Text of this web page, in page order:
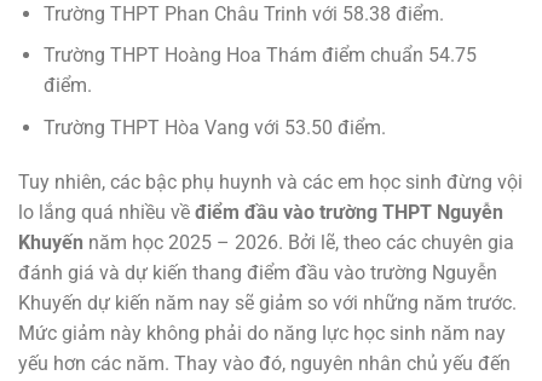
Trường THPT Phan Châu Trinh với 58.38 điểm.
Trường THPT Hoàng Hoa Thám điểm chuẩn 54.75
điểm.
Trường THPT Hòa Vang với 53.50 điểm.
Tuy nhiên, các bậc phụ huynh và các em học sinh đừng vội
lo lắng quá nhiều về điểm đầu vào trường THPT Nguyễn
Khuyến năm học 2025 – 2026. Bởi lẽ, theo các chuyên gia
đánh giá và dự kiến thang điểm đầu vào trường Nguyễn
Khuyến dự kiến năm nay sẽ giảm so với những năm trước.
Mức giảm này không phải do năng lực học sinh năm nay
yếu hơn các năm. Thay vào đó, nguyên nhân chủ yếu đến